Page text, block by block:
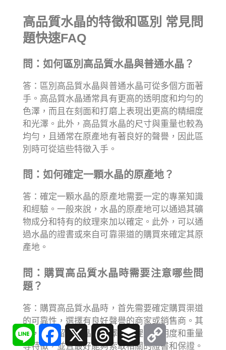
高品質水晶的特徵和區別 常見問
題快速FAQ
問：如何區別高品質水晶與普通水晶？
答：區別高品質水晶與普通水晶可從多個方面著
手。高品質水晶通常具有更高的透明度和均勻的
色澤，而且在刻面和打磨上表現出更高的精細度
和光澤。此外，高品質水晶的尺寸與重量也較為
均勻，且通常在原產地有著良好的聲譽，因此區
別時可從這些特徵入手。
問：如何確定一顆水晶的原產地？
答：確定一顆水晶的原產地需要一定的專業知識
和經驗。一般來說，水晶的原產地可以通過其礦
物成分和特有的紋理來加以確定。此外，可以通
過水晶的證書或來自可靠渠道的購買來確定其原
產地。
問：購買高品質水晶時需要注意哪些問
題？
答：購買高品質水晶時，首先需要確定購買渠道
的可靠性，選擇有良好聲譽的商家或銷售商。其
次，需要留意水晶的色澤、紋理、透明度和重量
等特徵，並且最好能夠索取相關的證書和保證。
Line Facebook
X ThreadsBuffer Copy
Link